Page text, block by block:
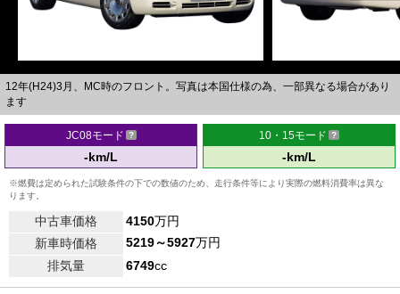
12年(H24)3月、MC時のフロント。写真は本国仕様の為、一部異なる場合があり
ます
JC08モード
-km/L
10・15モード
-km/L
※燃費は定められた試験条件の下での数値のため、走行条件等により実際の燃料消費率は異な
ります。
中古車価格 4150万円
新車時価格
5219～5927万円
排気量
6749cc